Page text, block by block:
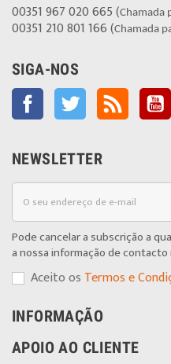
00351 967 020 665 (Chamada
00351 210 801 166 (Chamada
SIGA-NOS
Facebook Twitter Rss
NEWSLETTER
Pode cancelar a subscrição a
a nossa informação de contacto
Aceito os Termos e
INFORMAÇÃO
APOIO AO CLIENTE